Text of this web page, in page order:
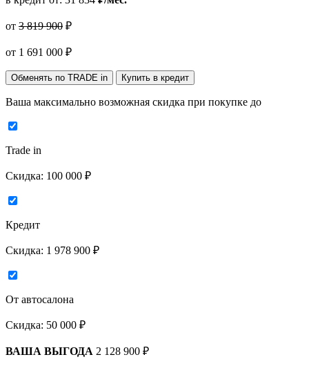
от 3 819 900 ₽
от 1 691 000 ₽
Обменять по TRADE in Купить в кредит
Ваша максимально возможная скидка при покупке до
Trade in
Скидка: 100 000 ₽
Кредит
Скидка: 1 978 900 ₽
От автосалона
Скидка: 50 000 ₽
ВАША ВЫГОДА 2 128 900 ₽